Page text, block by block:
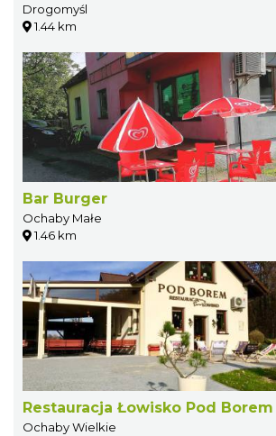
Drogomyśl
1.44 km
Bar Burger
Ochaby Małe
1.46 km
Restauracja Łowisko Pod Borem
Ochaby Wielkie